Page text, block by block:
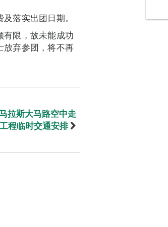
落实出团日期。
限，故未能成功
放弃参团，将不再
拉斯大马路空中走
程临时交通安排